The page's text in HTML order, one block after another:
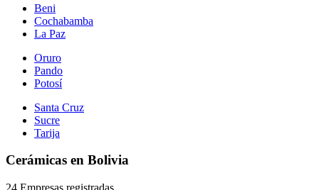
Beni
Cochabamba
La Paz
Oruro
Pando
Potosí
Santa Cruz
Sucre
Tarija
Cerámicas en Bolivia
24 Empresas registradas